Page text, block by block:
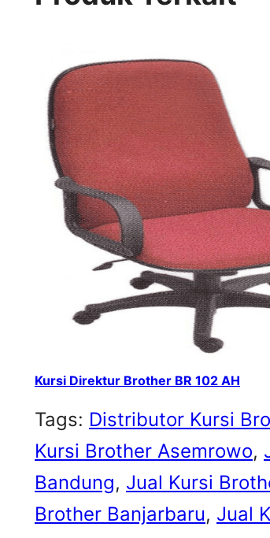
Kursi Direktur Brother BR 102 AH
Tags: Distributor Kursi
Kursi Brother Asemrowo,
Bandung, Jual Kursi
Brother Banjarbaru, Jual